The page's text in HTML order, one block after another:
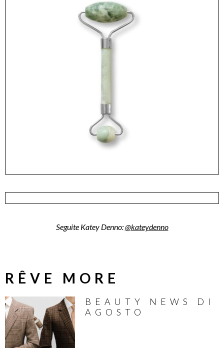
Seguite Katey Denno:@kateydenno
RÊVE MORE
BEAUTY NEWS DI
AGOSTO